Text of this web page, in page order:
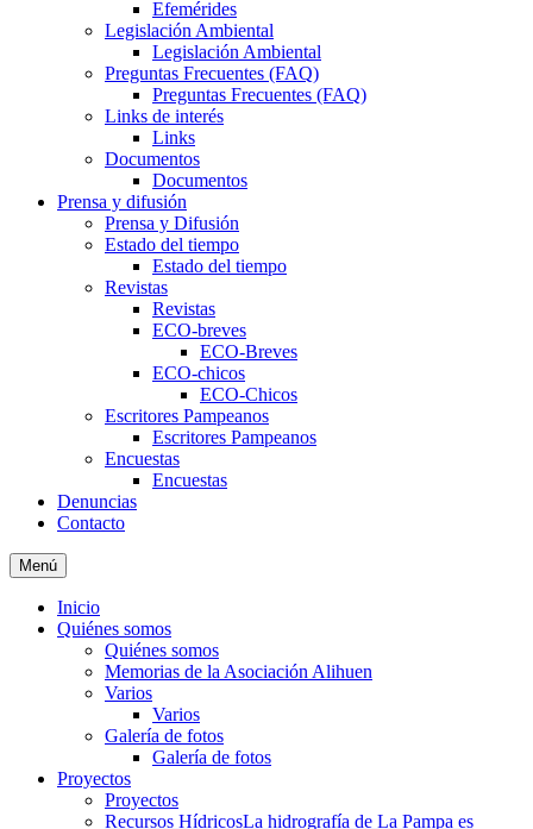
Efemérides
Legislación Ambiental
Legislación Ambiental
Preguntas Frecuentes (FAQ)
Preguntas Frecuentes (FAQ)
Links de interés
Links
Documentos
Documentos
Prensa y difusión
Prensa y Difusión
Estado del tiempo
Estado del tiempo
Revistas
Revistas
ECO-breves
ECO-Breves
ECO-chicos
ECO-Chicos
Escritores Pampeanos
Escritores Pampeanos
Encuestas
Encuestas
Denuncias
Contacto
Menú
Inicio
Quiénes somos
Quiénes somos
Memorias de la Asociación Alihuen
Varios
Varios
Galería de fotos
Galería de fotos
Proyectos
Proyectos
Recursos HídricosLa hidrografía de La Pampa es